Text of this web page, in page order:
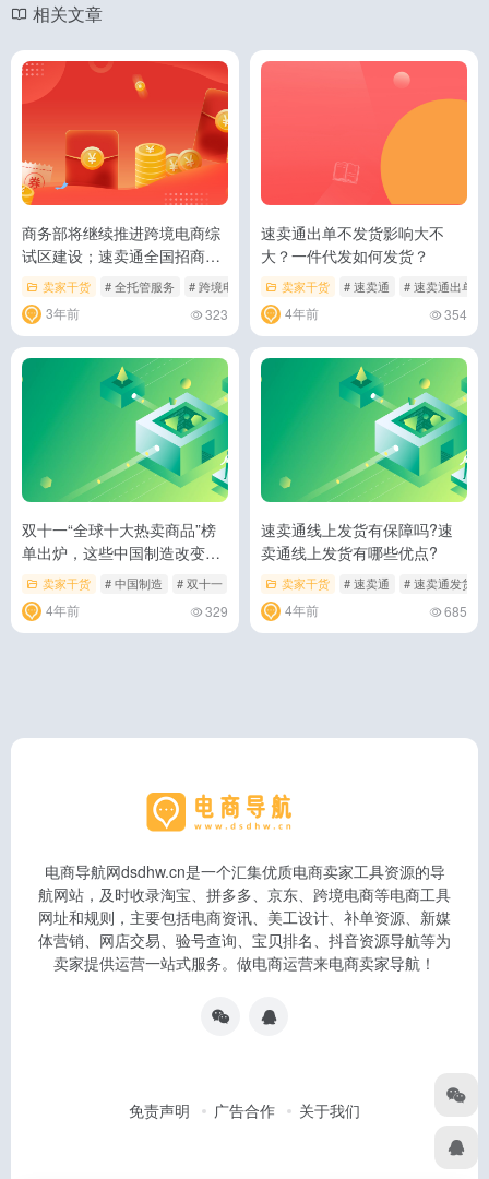
相关文章
商务部将继续推进跨境电商综
试区建设；速卖通全国招商助
力中国企业“简单出海”丨跨境
风向标
卖家干货 # 全托管服务 # 跨境电商综试区 # 速卖通
3年前 323
速卖通出单不发货影响大不
大？一件代发如何发货？
卖家干货 # 速卖通 # 速卖通出单
4年前 354
双十一“全球十大热卖商品”榜
单出炉，这些中国制造改变海
外生活方式丨跨境速卖榜
卖家干货 # 中国制造 # 双十一 # 热卖商品
4年前 329
速卖通线上发货有保障吗?速
卖通线上发货有哪些优点?
卖家干货 # 速卖通 # 速卖通发货
4年前 685
电商导航网dsdhw.cn是一个汇集优质电商卖家工具资源的导
航网站，及时收录淘宝、拼多多、京东、跨境电商等电商工具
网址和规则，主要包括电商资讯、美工设计、补单资源、新媒
体营销、网店交易、验号查询、宝贝排名、抖音资源导航等为
卖家提供运营一站式服务。做电商运营来电商卖家导航！
免责声明 广告合作 关于我们